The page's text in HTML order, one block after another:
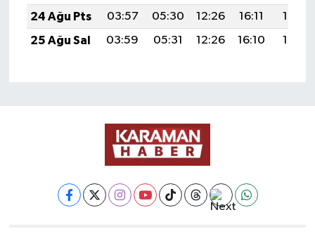
24 Ağu Pts
03:57 05:30 12:26 16:11
19:12
25 Ağu Sal
03:59 05:31 12:26 16:10 19:10